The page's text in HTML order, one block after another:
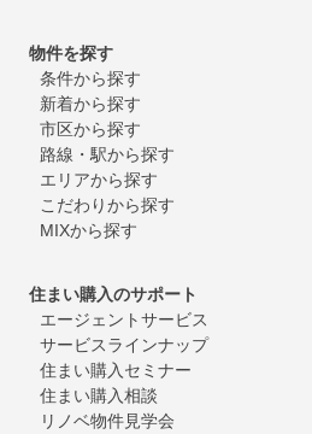
物件を探す
条件から探す
新着から探す
市区から探す
路線・駅から探す
エリアから探す
こだわりから探す
MIXから探す
住まい購入のサポート
エージェントサービス
サービスラインナップ
住まい購入セミナー
住まい購入相談
リノベ物件見学会